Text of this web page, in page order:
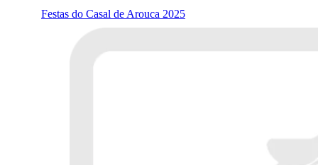
Festas do Casal de Arouca 2025